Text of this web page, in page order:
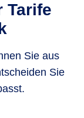
Tarife
Sie aus
Sie